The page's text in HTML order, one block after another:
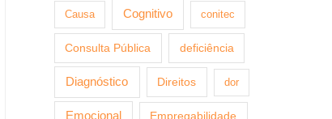
Causa Cognitivo conitec
Consulta Pública deficiência
Diagnóstico Direitos dor
Emocional Empregabilidade